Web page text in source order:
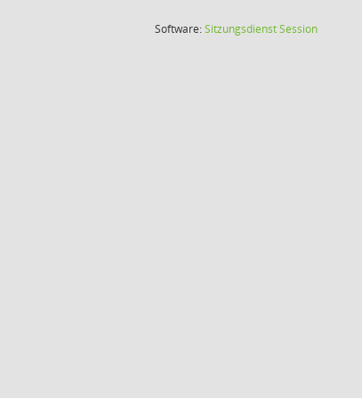
Software:SitzungsdienstSession(Wird in